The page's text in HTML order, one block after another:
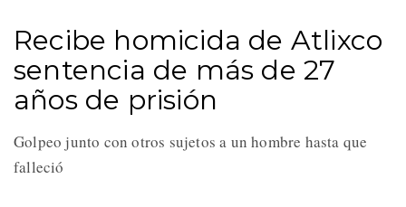
Recibe homicida de Atlixco
sentencia de más de 27
años de prisión
Golpeo junto con otros sujetos a un hombre hasta que
falleció